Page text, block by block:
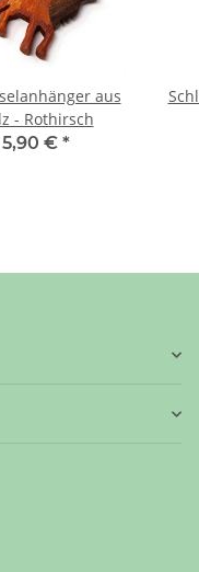
aus
- Rothirsch
5,90 € *